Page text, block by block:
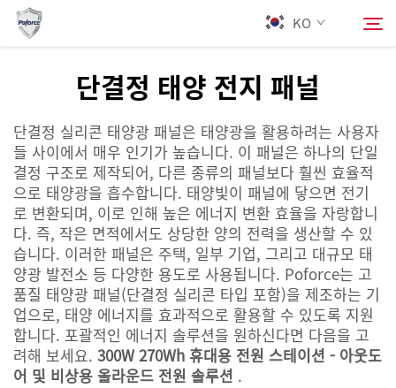
KO
제품
서비스
뉴스
연락
검색
단결정 태양 전지 패널
단결정 실리콘 태양광 패널은 태양광을 활용하려는 사용자
들 사이에서 매우 인기가 높습니다. 이 패널은 하나의 단일
결정 구조로 제작되어, 다른 종류의 패널보다 훨씬 효율적
으로 태양광을 흡수합니다. 태양빛이 패널에 닿으면 전기
로 변환되며, 이로 인해 높은 에너지 변환 효율을 자랑합니
다. 즉, 작은 면적에서도 상당한 양의 전력을 생산할 수 있
습니다. 이러한 패널은 주택, 일부 기업, 그리고 대규모 태
양광 발전소 등 다양한 용도로 사용됩니다. Poforce는 고
품질 태양광 패널(단결정 실리콘 타입 포함)을 제조하는 기
업으로, 태양 에너지를 효과적으로 활용할 수 있도록 지원
합니다. 포괄적인 에너지 솔루션을 원하신다면 다음을 고
려해 보세요. 300W 270Wh 휴대용 전원 스테이션 - 아웃도
어 및 비상용 올라운드 전원 솔루션 .